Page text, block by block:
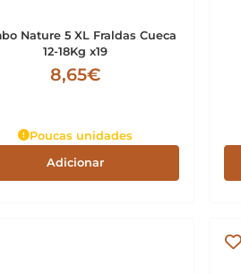
Nature 5 XL Fraldas Cueca
12-18Kg x19
8,65€
Poucas unidades
Adicionar